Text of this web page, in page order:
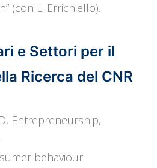
(con L. Errichiello).
e Settori per il
Ricerca del CNR
Entrepreneurship,
behaviour